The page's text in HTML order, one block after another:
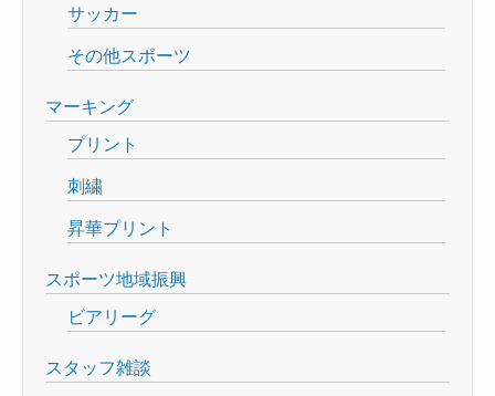
サッカー
その他スポーツ
マーキング
プリント
刺繍
昇華プリント
スポーツ地域振興
ビアリーグ
スタッフ雑談